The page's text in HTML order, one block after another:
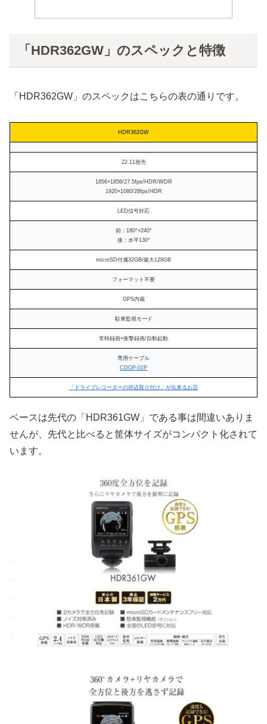
「HDR362GW」のスペックと特徴
「HDR362GW」のスペックはこちらの表の通りです。
HDR362GW
22.11発売
1856×1856/27.5fps/HDR/WDR
1920×1080/28fps/HDR
LED信号対応
前：180°×240°
後：水平130°
microSD付属32GB/最大128GB
フォーマット不要
GPS内蔵
駐車監視モード
常時録画+衝撃録画/自動起動
専用ケーブル
CDOP-01P
「ドライブレコーダーの持込取り付け」が出来るお店
ベースは先代の「HDR361GW」である事は間違いありま
せんが、先代と比べると筐体サイズがコンパクト化されて
います。